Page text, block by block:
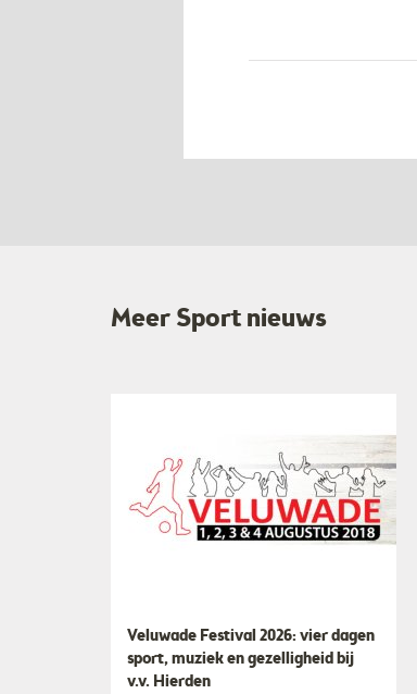
Meer Sport nieuws
Veluwade Festival 2026: vier dagen
sport, muziek en gezelligheid bij
v.v. Hierden